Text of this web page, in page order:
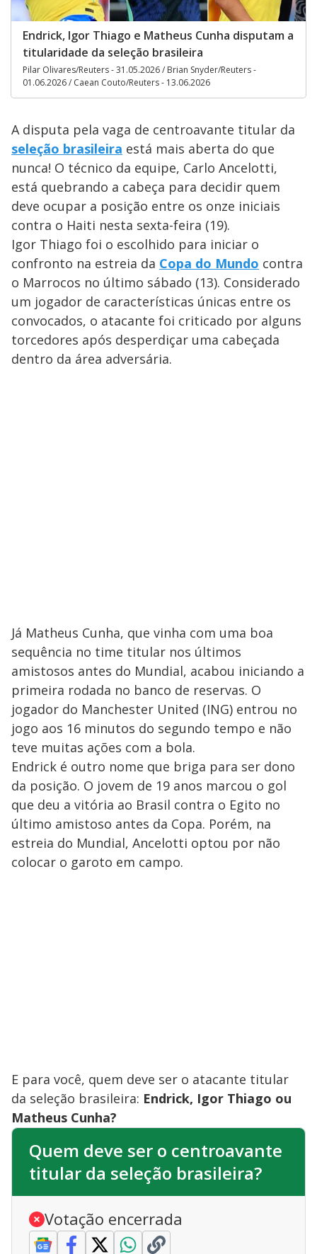
Endrick, Igor Thiago e Matheus Cunha disputam a
titularidade da seleção brasileira
Pilar Olivares/Reuters - 31.05.2026 / Brian Snyder/Reuters -
01.06.2026 / Caean Couto/Reuters - 13.06.2026
A disputa pela vaga de centroavante titular da
seleção brasileira está mais aberta do que
nunca! O técnico da equipe, Carlo Ancelotti,
está quebrando a cabeça para decidir quem
deve ocupar a posição entre os onze iniciais
contra o Haiti nesta sexta-feira (19).
Igor Thiago foi o escolhido para iniciar o
confronto na estreia da Copa do Mundo contra
o Marrocos no último sábado (13). Considerado
um jogador de características únicas entre os
convocados, o atacante foi criticado por alguns
torcedores após desperdiçar uma cabeçada
dentro da área adversária.
Já Matheus Cunha, que vinha com uma boa
sequência no time titular nos últimos
amistosos antes do Mundial, acabou iniciando a
primeira rodada no banco de reservas. O
jogador do Manchester United (ING) entrou no
jogo aos 16 minutos do segundo tempo e não
teve muitas ações com a bola.
Endrick é outro nome que briga para ser dono
da posição. O jovem de 19 anos marcou o gol
que deu a vitória ao Brasil contra o Egito no
último amistoso antes da Copa. Porém, na
estreia do Mundial, Ancelotti optou por não
colocar o garoto em campo.
E para você, quem deve ser o atacante titular
da seleção brasileira: Endrick, Igor Thiago ou
Matheus Cunha?
Quem deve ser o centroavante
titular da seleção brasileira?
Votação encerrada